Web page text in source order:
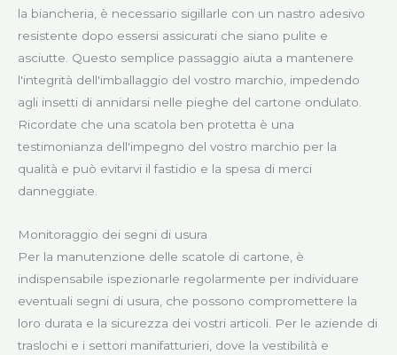
la biancheria, è necessario sigillarle con un nastro adesivo
resistente dopo essersi assicurati che siano pulite e
asciutte. Questo semplice passaggio aiuta a mantenere
l'integrità dell'imballaggio del vostro marchio, impedendo
agli insetti di annidarsi nelle pieghe del cartone ondulato.
Ricordate che una scatola ben protetta è una
testimonianza dell'impegno del vostro marchio per la
qualità e può evitarvi il fastidio e la spesa di merci
danneggiate.
Monitoraggio dei segni di usura
Per la manutenzione delle scatole di cartone, è
indispensabile ispezionarle regolarmente per individuare
eventuali segni di usura, che possono compromettere la
loro durata e la sicurezza dei vostri articoli. Per le aziende di
traslochi e i settori manifatturieri, dove la vestibilità e